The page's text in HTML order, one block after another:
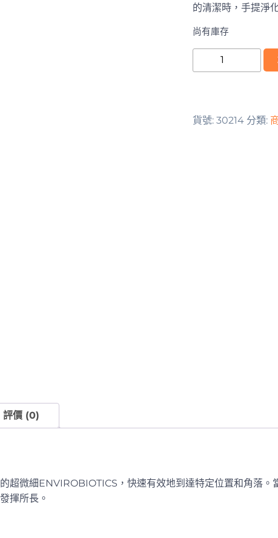
的清潔時，手提淨
尚有庫存
BAPF-
18
Fogger
貨號: 30214 分類:
評價 (0)
超微細ENVIROBIOTICS，快速有效地到達特定位置和角落
揮所長。